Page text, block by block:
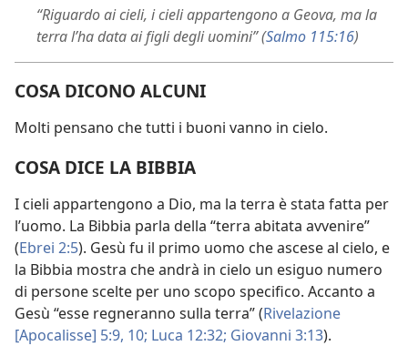
“Riguardo ai cieli, i cieli appartengono a Geova, ma la
terra l’ha data ai figli degli uomini” (Salmo 115:16)
COSA DICONO ALCUNI
Molti pensano che tutti i buoni vanno in cielo.
COSA DICE LA BIBBIA
I cieli appartengono a Dio, ma la terra è stata fatta per
l’uomo. La Bibbia parla della “terra abitata avvenire”
(Ebrei 2:5). Gesù fu il primo uomo che ascese al cielo, e
la Bibbia mostra che andrà in cielo un esiguo numero
di persone scelte per uno scopo specifico. Accanto a
Gesù “esse regneranno sulla terra” (Rivelazione
[Apocalisse] 5:9, 10; Luca 12:32; Giovanni 3:13).